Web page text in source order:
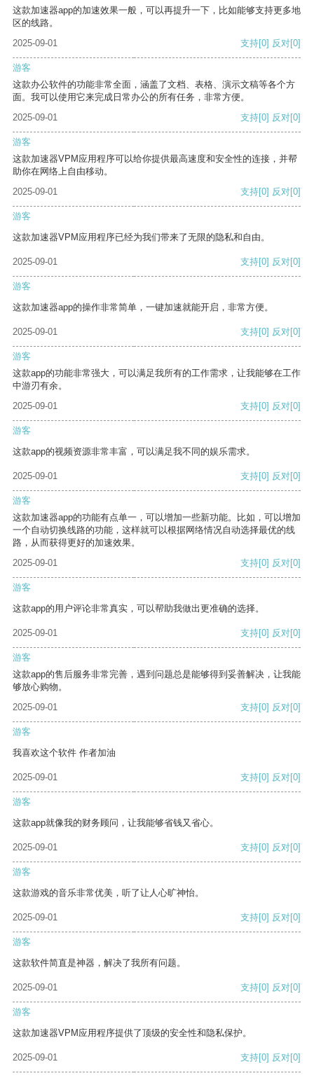
这款加速器app的加速效果一般，可以再提升一下，比如能够支持更多地
区的线路。
2025-09-01
支持[0] 反对[0]
游客
这款办公软件的功能非常全面，涵盖了文档、表格、演示文稿等各个方
面。我可以使用它来完成日常办公的所有任务，非常方便。
2025-09-01
支持[0] 反对[0]
游客
这款加速器VPM应用程序可以给你提供最高速度和安全性的连接，并帮
助你在网络上自由移动。
2025-09-01
支持[0] 反对[0]
游客
这款加速器VPM应用程序已经为我们带来了无限的隐私和自由。
2025-09-01 支持[0] 反对[0]
游客
这款加速器app的操作非常简单，一键加速就能开启，非常方便。
2025-09-01 支持[0] 反对[0]
游客
这款app的功能非常强大，可以满足我所有的工作需求，让我能够在工作
中游刃有余。
2025-09-01
支持[0] 反对[0]
游客
这款app的视频资源非常丰富，可以满足我不同的娱乐需求。
2025-09-01 支持[0] 反对[0]
游客
这款加速器app的功能有点单一，可以增加一些新功能。比如，可以增加
一个自动切换线路的功能，这样就可以根据网络情况自动选择最优的线
路，从而获得更好的加速效果。
2025-09-01
支持[0] 反对[0]
游客
这款app的用户评论非常真实，可以帮助我做出更准确的选择。
2025-09-01 支持[0] 反对[0]
游客
这款app的售后服务非常完善，遇到问题总是能够得到妥善解决，让我能
够放心购物。
2025-09-01
支持[0] 反对[0]
游客
我喜欢这个软件 作者加油
2025-09-01 支持[0] 反对[0]
游客
这款app就像我的财务顾问，让我能够省钱又省心。
2025-09-01 支持[0] 反对[0]
游客
这款游戏的音乐非常优美，听了让人心旷神怡。
2025-09-01 支持[0] 反对[0]
游客
这款软件简直是神器，解决了我所有问题。
2025-09-01 支持[0] 反对[0]
游客
这款加速器VPM应用程序提供了顶级的安全性和隐私保护。
2025-09-01 支持[0] 反对[0]